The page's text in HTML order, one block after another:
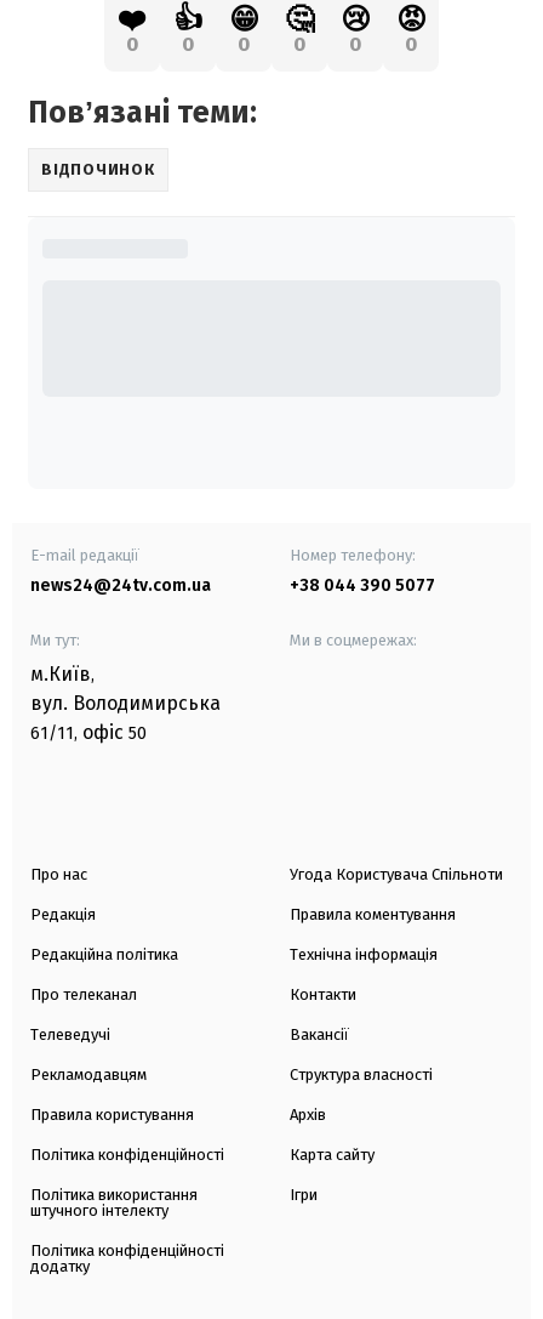
❤️
0
👍
0
😁
0
🤔
0
😢
0
😡
0
Повʼязані теми:
ВІДПОЧИНОК
E-mail редакції
news24@24tv.com.ua
Номер телефону:
+38 044 390 5077
Ми тут:
м.Київ,
вул. Володимирська
61/11, офіс 50
Ми в соцмережах:
Про нас
Редакція
Редакційна політика
Про телеканал
Телеведучі
Рекламодавцям
Правила користування
Політика конфіденційності
Політика використання
штучного інтелекту
Політика конфіденційності
додатку
Угода Користувача Спільноти
Правила коментування
Технічна інформація
Контакти
Вакансії
Структура власності
Архів
Карта сайту
Ігри